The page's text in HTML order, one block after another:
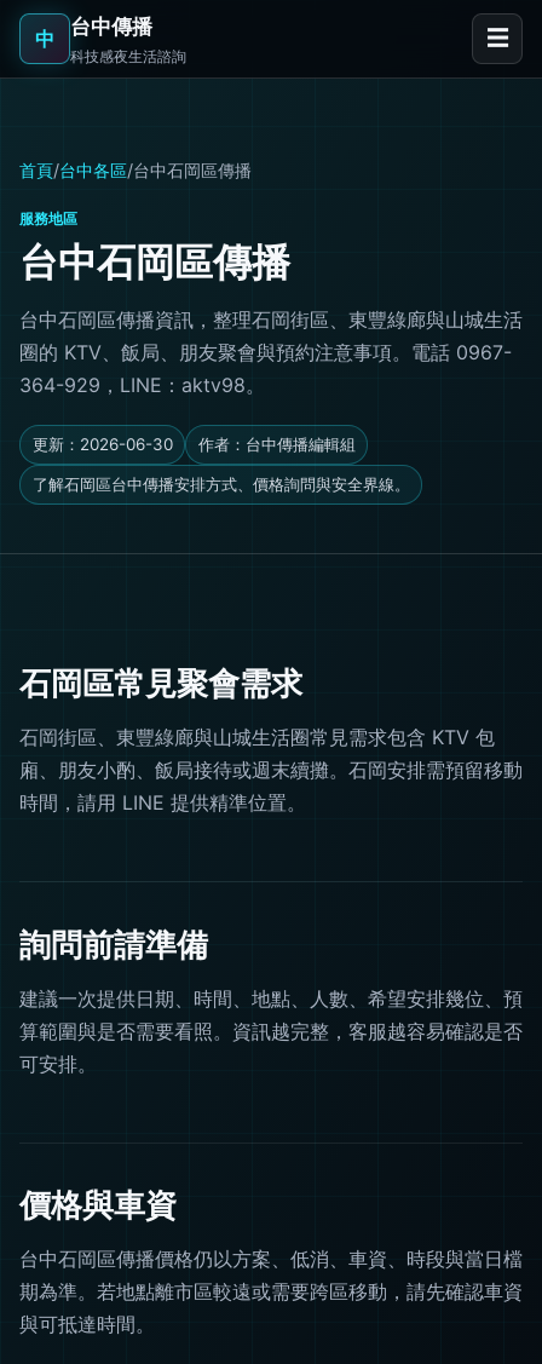
中 台中傳播
科技感夜生活諮詢
☰
首頁/台中各區/台中石岡區傳播
服務地區
台中石岡區傳播
台中石岡區傳播資訊，整理石岡街區、東豐綠廊與山城生活
圈的 KTV、飯局、朋友聚會與預約注意事項。電話 0967-
364-929，LINE：aktv98。
更新：2026-06-30 作者：台中傳播編輯組
了解石岡區台中傳播安排方式、價格詢問與安全界線。
石岡區常見聚會需求
石岡街區、東豐綠廊與山城生活圈常見需求包含 KTV 包
廂、朋友小酌、飯局接待或週末續攤。石岡安排需預留移動
時間，請用 LINE 提供精準位置。
詢問前請準備
建議一次提供日期、時間、地點、人數、希望安排幾位、預
算範圍與是否需要看照。資訊越完整，客服越容易確認是否
可安排。
價格與車資
台中石岡區傳播價格仍以方案、低消、車資、時段與當日檔
期為準。若地點離市區較遠或需要跨區移動，請先確認車資
與可抵達時間。